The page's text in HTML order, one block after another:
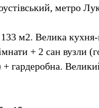
метро
м2. Велика кухня-
+ 2 сан вузли
гардеробна.